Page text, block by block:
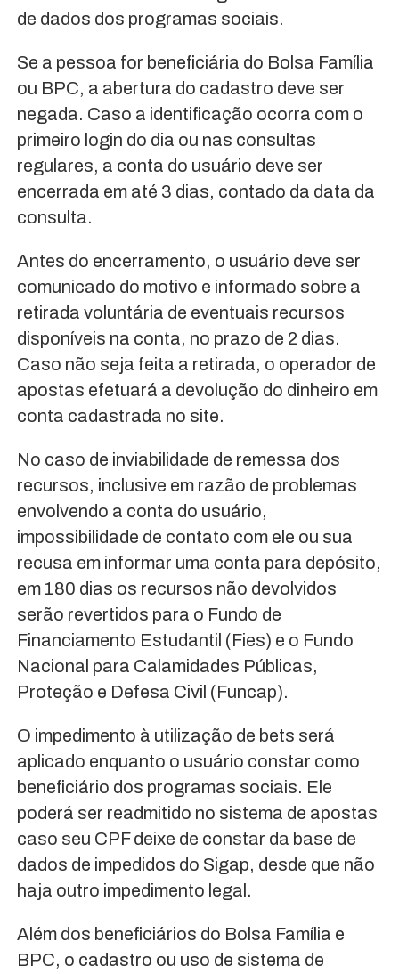
de dados dos programas sociais.
Se a pessoa for beneficiária do Bolsa Família
ou BPC, a abertura do cadastro deve ser
negada. Caso a identificação ocorra com o
primeiro login do dia ou nas consultas
regulares, a conta do usuário deve ser
encerrada em até 3 dias, contado da data da
consulta.
Antes do encerramento, o usuário deve ser
comunicado do motivo e informado sobre a
retirada voluntária de eventuais recursos
disponíveis na conta, no prazo de 2 dias.
Caso não seja feita a retirada, o operador de
apostas efetuará a devolução do dinheiro em
conta cadastrada no site.
No caso de inviabilidade de remessa dos
recursos, inclusive em razão de problemas
envolvendo a conta do usuário,
impossibilidade de contato com ele ou sua
recusa em informar uma conta para depósito,
em 180 dias os recursos não devolvidos
serão revertidos para o Fundo de
Financiamento Estudantil (Fies) e o Fundo
Nacional para Calamidades Públicas,
Proteção e Defesa Civil (Funcap).
O impedimento à utilização de bets será
aplicado enquanto o usuário constar como
beneficiário dos programas sociais. Ele
poderá ser readmitido no sistema de apostas
caso seu CPF deixe de constar da base de
dados de impedidos do Sigap, desde que não
haja outro impedimento legal.
Além dos beneficiários do Bolsa Família e
BPC, o cadastro ou uso de sistema de